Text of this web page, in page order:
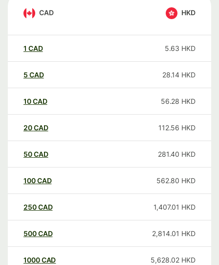
CAD HKD
1 CAD 5.63 HKD
5 CAD 28.14 HKD
10CAD 56.28 HKD
20CAD 112.56 HKD
50CAD 281.40 HKD
100CAD 562.80 HKD
250CAD 1,407.01 HKD
500CAD 2,814.01 HKD
1000CAD 5,628.02 HKD